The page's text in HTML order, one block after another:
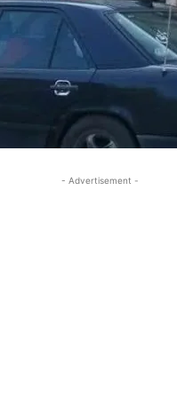
- Advertisement -